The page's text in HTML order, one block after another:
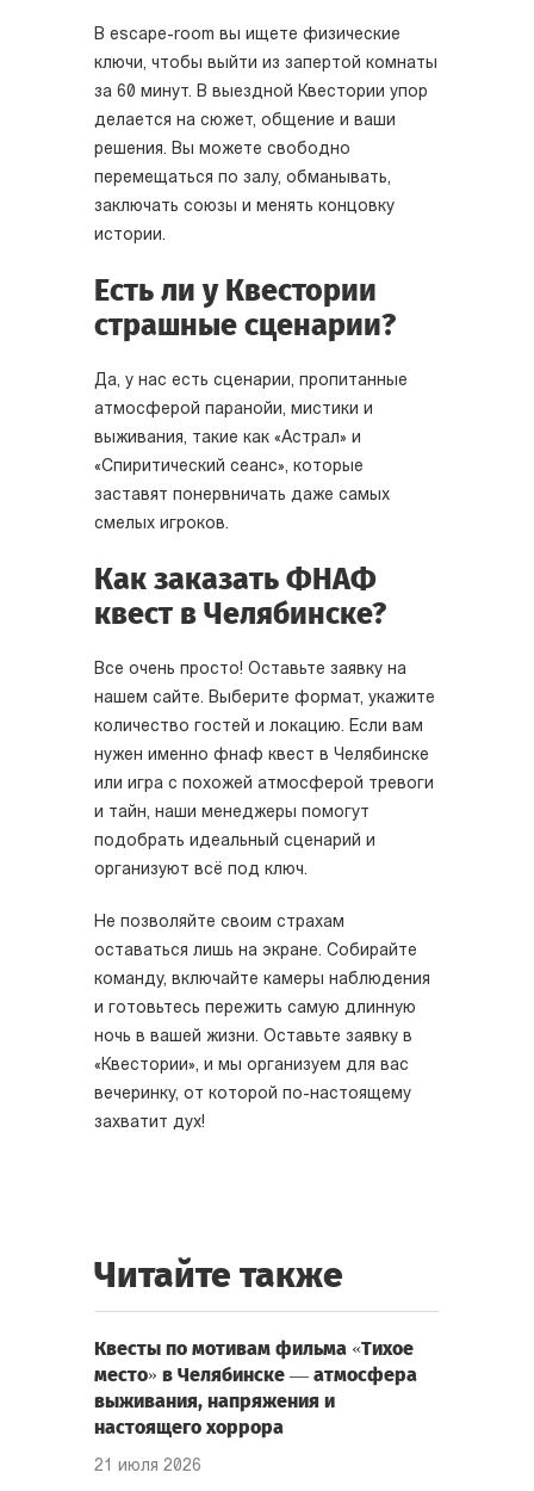
В escape-room вы ищете физические
ключи, чтобы выйти из запертой комнаты
за 60 минут. В выездной Квестории упор
делается на сюжет, общение и ваши
решения. Вы можете свободно
перемещаться по залу, обманывать,
заключать союзы и менять концовку
истории.
Есть ли у Квестории
страшные сценарии?
Да, у нас есть сценарии, пропитанные
атмосферой паранойи, мистики и
выживания, такие как «Астрал» и
«Спиритический сеанс», которые
заставят понервничать даже самых
смелых игроков.
Как заказать ФНАФ
квест в Челябинске?
Все очень просто! Оставьте заявку на
нашем сайте. Выберите формат, укажите
количество гостей и локацию. Если вам
нужен именно фнаф квест в Челябинске
или игра с похожей атмосферой тревоги
и тайн, наши менеджеры помогут
подобрать идеальный сценарий и
организуют всё под ключ.
Не позволяйте своим страхам
оставаться лишь на экране. Собирайте
команду, включайте камеры наблюдения
и готовьтесь пережить самую длинную
ночь в вашей жизни. Оставьте заявку в
«Квестории», и мы организуем для вас
вечеринку, от которой по-настоящему
захватит дух!
Читайте также
Квесты по мотивам фильма «Тихое
место» в Челябинске — атмосфера
выживания, напряжения и
настоящего хоррора
21 июля 2026